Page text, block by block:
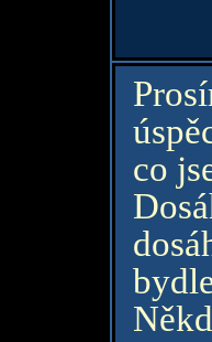
co